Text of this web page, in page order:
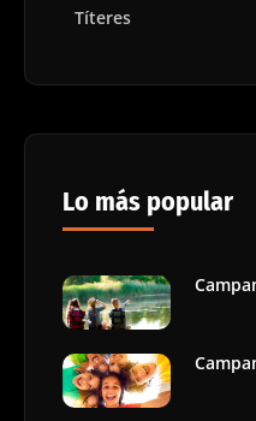
Títeres
Lo más popular